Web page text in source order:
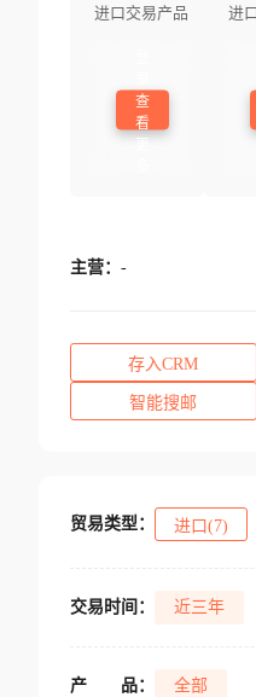
进口交易产品
查
看
进
主营： -
存入CRM
智能搜邮
贸易类型： 进口(7)
交易时间： 近三年
产 品： 全部